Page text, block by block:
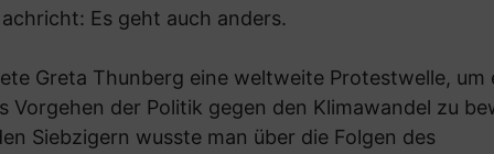
Es geht auch anders.
Greta Thunberg eine weltweite Protestwelle, um
Vorgehen der Politik gegen den Klimawandel zu
Siebzigern wusste man über die Folgen des